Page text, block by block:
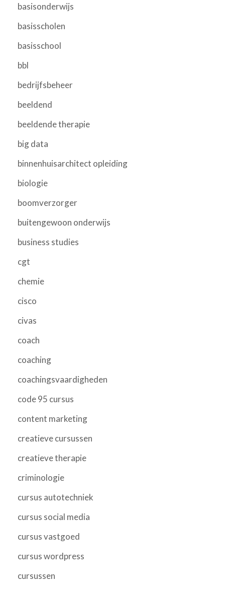
basisonderwijs
basisscholen
basisschool
bbl
bedrijfsbeheer
beeldend
beeldende therapie
big data
binnenhuisarchitect opleiding
biologie
boomverzorger
buitengewoon onderwijs
business studies
cgt
chemie
cisco
civas
coach
coaching
coachingsvaardigheden
code 95 cursus
content marketing
creatieve cursussen
creatieve therapie
criminologie
cursus autotechniek
cursus social media
cursus vastgoed
cursus wordpress
cursussen